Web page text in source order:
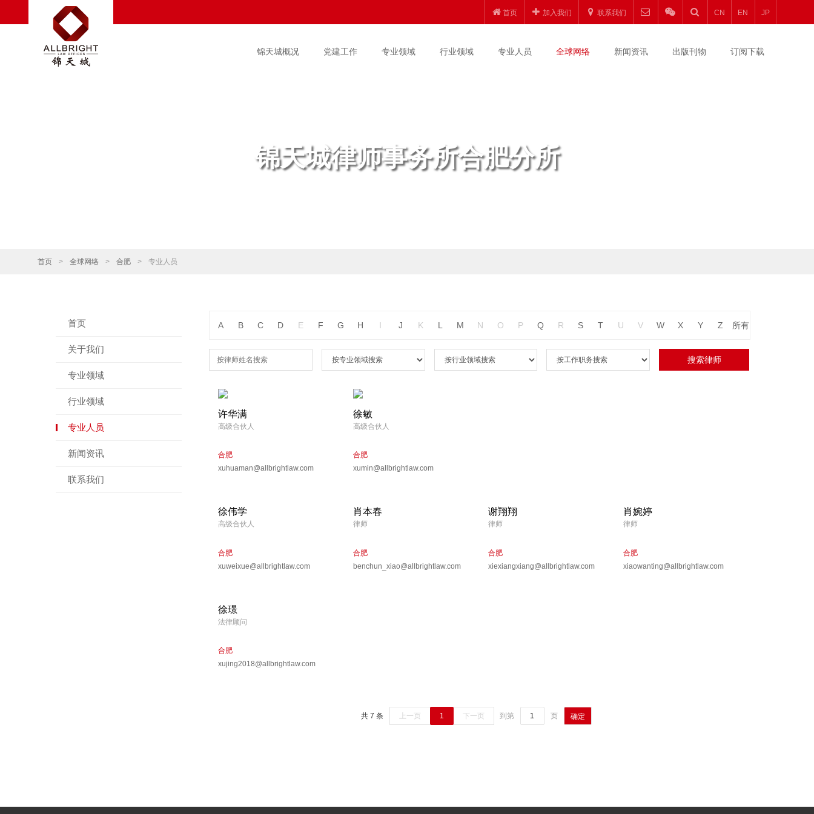
首页 加入我们 联系我们 CN EN JP
锦天城概况 党建工作 专业领域 行业领域 专业人员 全球网络 新闻资讯 出版刊物 订阅下载
锦天城律师事务所合肥分所
首页 > 全球网络 > 合肥 > 专业人员
首页
关于我们
专业领域
行业领域
专业人员
新闻资讯
联系我们
A B C D E F G H I J K L M N O P Q R S T U V W X Y Z 所有
许华满
高级合伙人
合肥
xuhuaman@allbrightlaw.com
徐敏
高级合伙人
合肥
xumin@allbrightlaw.com
徐伟学
高级合伙人
合肥
xuweixue@allbrightlaw.com
肖本春
律师
合肥
benchun_xiao@allbrightlaw.com
谢翔翔
律师
合肥
xiexiangxiang@allbrightlaw.com
肖婉婷
律师
合肥
xiaowanting@allbrightlaw.com
徐璟
法律顾问
合肥
xujing2018@allbrightlaw.com
共 7 条 上一页 1 下一页 到第 页 确定